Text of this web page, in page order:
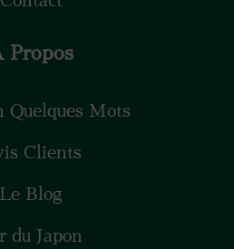
Propos
Quelques Mots
Clients
Le Blog
du Japon